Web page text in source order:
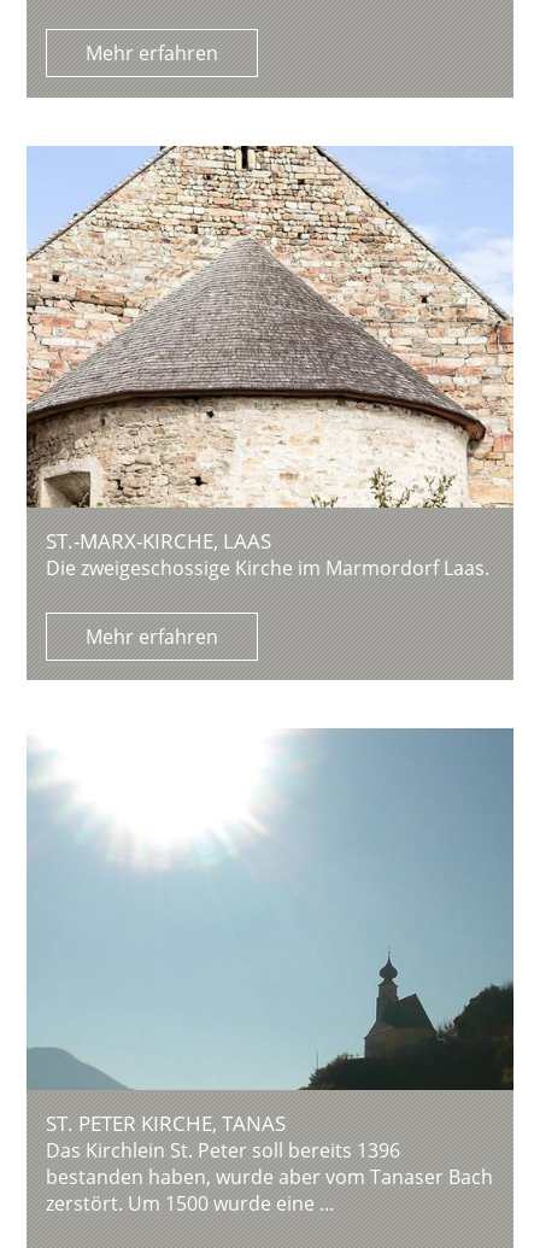
Mehr erfahren
ST.-MARX-KIRCHE, LAAS
Die zweigeschossige Kirche im Marmordorf Laas.
Mehr erfahren
ST. PETER KIRCHE, TANAS
Das Kirchlein St. Peter soll bereits 1396
bestanden haben, wurde aber vom Tanaser Bach
zerstört. Um 1500 wurde eine ...